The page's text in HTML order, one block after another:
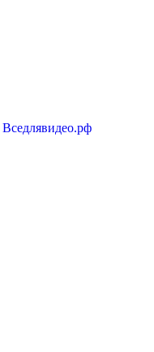
Вседлявидео.рф